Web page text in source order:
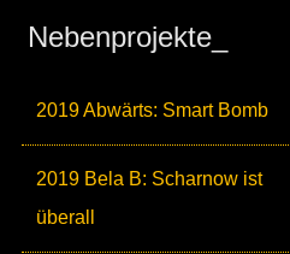
Nebenprojekte_
2019 Abwärts: Smart Bomb
2019 Bela B: Scharnow ist
überall